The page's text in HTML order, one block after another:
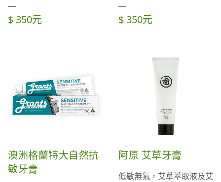
$ 350元 $ 350元
澳洲格蘭特大自然抗
敏牙膏
阿原 艾草牙膏
低敏無氟，艾草萃取液及艾